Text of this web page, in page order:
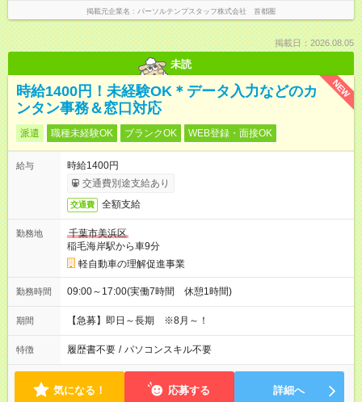
掲載元企業名 パーソルテンプスタッフ株式会社 首都圏
掲載日：2026.08.05
未読
NEW
時給1400円！未経験OK＊データ入力などのカ
ンタン事務＆窓口対応
派遣 職種未経験OK ブランクOK WEB登録・面接OK
給与
時給1400円
交通費別途支給あり
交通費 全額支給
勤務地
千葉市美浜区
稲毛海岸駅から車9分
軽自動車の理解促進事業
勤務時間 09:00～17:00(実働7時間 休憩1時間)
期間 【急募】即日～長期 ※8月～！
特徴 履歴書不要 / パソコンスキル不要
気になる！ 応募する 詳細へ